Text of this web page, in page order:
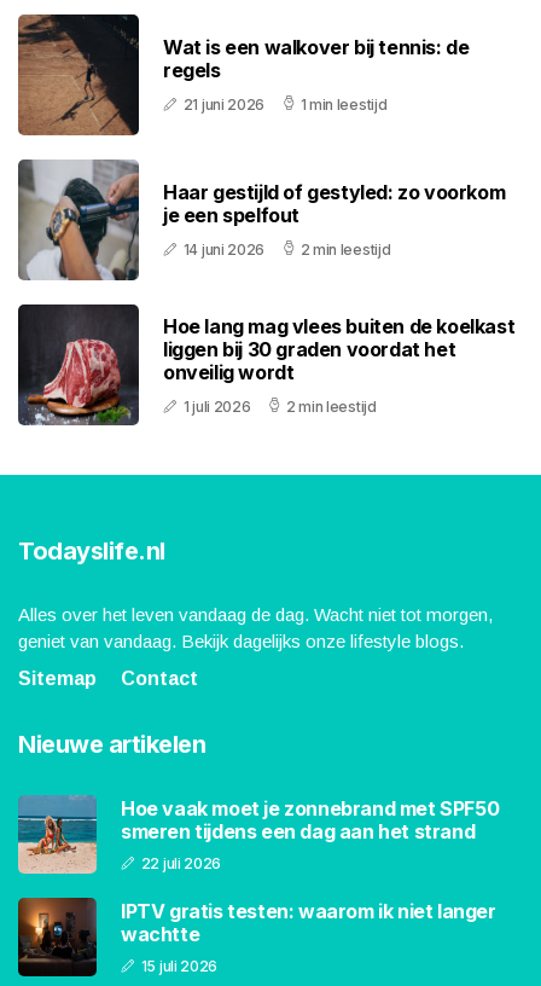
Wat is een walkover bij tennis: de
regels
21 juni 2026 1 min leestijd
Haar gestijld of gestyled: zo voorkom
je een spelfout
14 juni 2026 2 min leestijd
Hoe lang mag vlees buiten de koelkast
liggen bij 30 graden voordat het
onveilig wordt
1 juli 2026 2 min leestijd
Todayslife.nl
Alles over het leven vandaag de dag. Wacht niet tot morgen,
geniet van vandaag. Bekijk dagelijks onze lifestyle blogs.
Sitemap
Contact
Nieuwe artikelen
Hoe vaak moet je zonnebrand met SPF50
smeren tijdens een dag aan het strand
22 juli 2026
IPTV gratis testen: waarom ik niet langer
wachtte
15 juli 2026